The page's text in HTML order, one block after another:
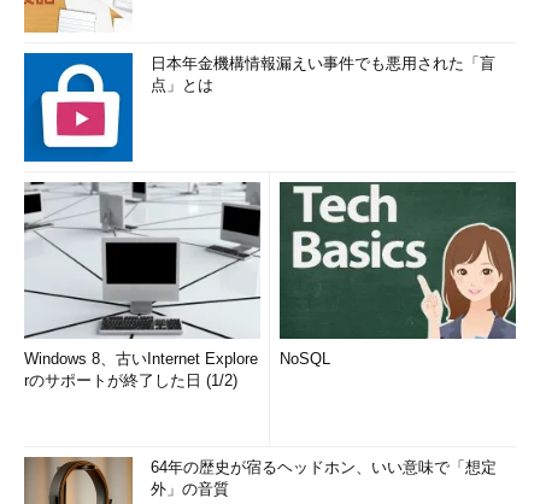
日本年金機構情報漏えい事件でも悪用された「盲
点」とは
Windows 8、古いInternet Explore
rのサポートが終了した日 (1/2)
NoSQL
64年の歴史が宿るヘッドホン、いい意味で「想定
外」の音質